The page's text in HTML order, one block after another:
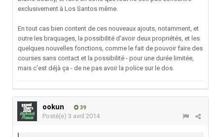
exclusivement à Los Santos même.
En tout cas bien content de ces nouveaux ajouts, notamment, et
outre les braquages, la possibilité d'avoir deux propriétés, et les
quelques nouvelles fonctions, comme le fait de pouvoir faire des
courses sans contact et la possibilité - pour une durée limitée,
mais c'est déjà ça - de ne pas avoir la police sur le dos.
ookun 39
Posté(e) 3 avril 2014